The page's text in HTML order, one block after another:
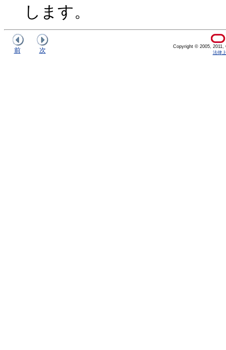
します。
前 次
Copyright © 2005, 2011,
法律